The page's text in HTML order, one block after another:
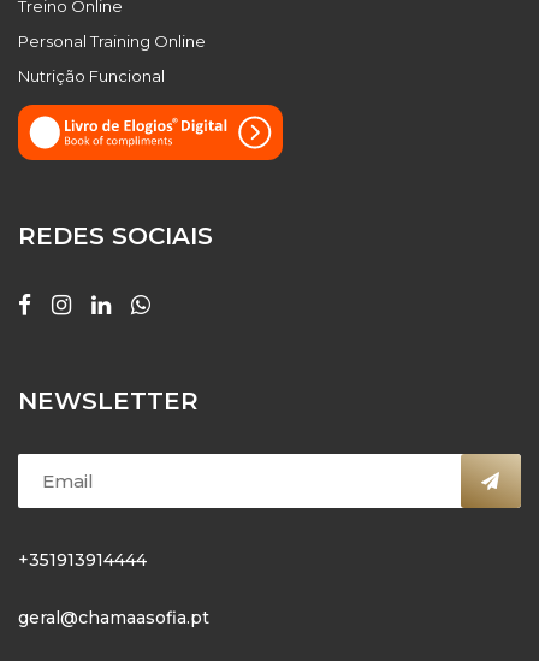
Treino Online
Personal Training Online
Nutrição Funcional
REDES SOCIAIS
NEWSLETTER
+351913914444
geral@chamaasofia.pt